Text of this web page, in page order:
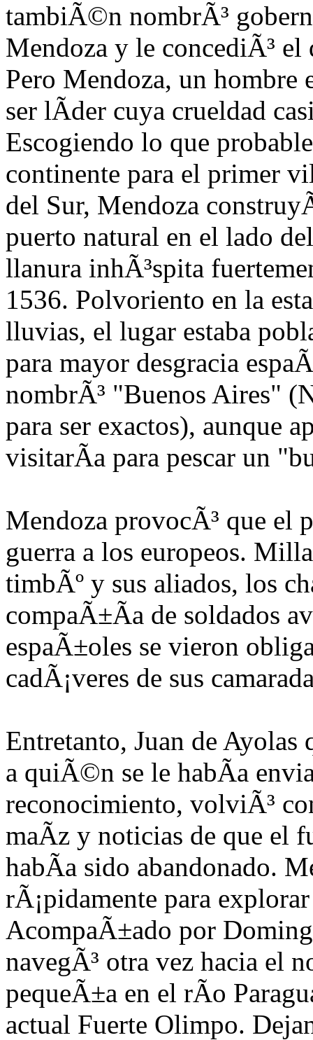
tambiÃ©n nombrÃ³
Mendoza y le concediÃ³ el
Pero Mendoza, un hombre
ser lÃ­der cuya crueldad
Escogiendo lo que
continente para el primer
del Sur, Mendoza
puerto natural en el lado
llanura inhÃ³spita fuer
1536. Polvoriento en la
lluvias, el lugar estaba
para mayor desgracia
nombrÃ³ "Buenos Aires"
para ser exactos), aunque
visitarÃ­a para pescar un
Mendoza provocÃ³ que el
guerra a los europeos.
timbÃº y sus aliados, los
compaÃ±Ã­a de soldados
espaÃ±oles se vieron
cadÃ¡veres de sus
Entretanto, Juan de Ayolas
a quiÃ©n se le habÃ­a
reconocimiento, volviÃ³
maÃ­z y noticias de que el
habÃ­a sido abandonado.
rÃ¡pidamente para
AcompaÃ±ado por
navegÃ³ otra vez hacia el
pequeÃ±a en el rÃ­o
actual Fuerte Olimpo.